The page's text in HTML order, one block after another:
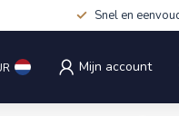
Snel en
Mijn account